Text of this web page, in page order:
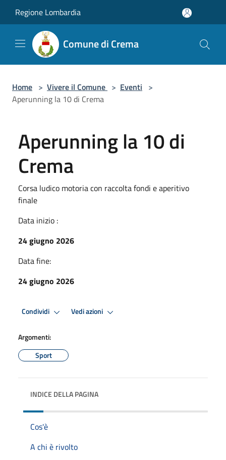
Regione Lombardia
Comune di Crema
Home > Vivere il Comune > Eventi >
Aperunning la 10 di Crema
Aperunning la 10 di
Crema
Corsa ludico motoria con raccolta fondi e aperitivo
finale
Data inizio :
24 giugno 2026
Data fine:
24 giugno 2026
Condividi Vedi azioni
Argomenti:
Sport
INDICE DELLA PAGINA
Cos'è
A chi è rivolto